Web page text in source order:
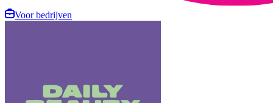
Voor bedrijven